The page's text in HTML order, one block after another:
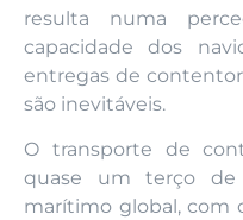
resulta numa
capacidade dos
entregas de
são inevitáveis.
O transporte de
quase um terço
marítimo global, com